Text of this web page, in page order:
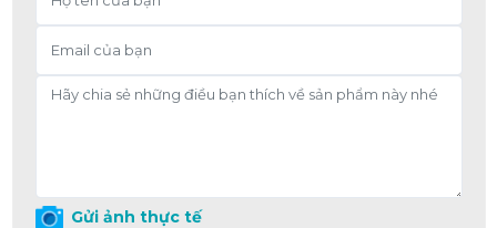
Gửi ảnh thực tế